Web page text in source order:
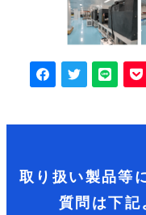
取り扱い製品等
質問は下記